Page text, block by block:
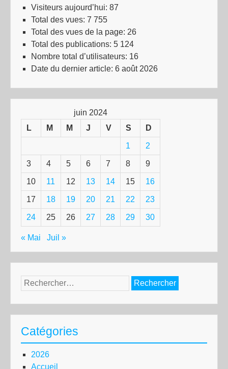
Visiteurs aujourd’hui: 87
Total des vues: 7 755
Total des vues de la page: 26
Total des publications: 5 124
Nombre total d’utilisateurs: 16
Date du dernier article: 6 août 2026
juin 2024
L
M M J V S D
1 2
3 4 5 6 7 8 9
10 11 12 13 14 15 16
17 18 19 20 21 22 23
24 25 26 27 28 29 30
« Mai Juil »
Rechercher :
Catégories
2026
Accueil